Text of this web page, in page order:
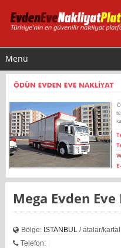
Menü
Mega Evden
Bölge: İSTANBUL / atalar/kartal
Telefon: